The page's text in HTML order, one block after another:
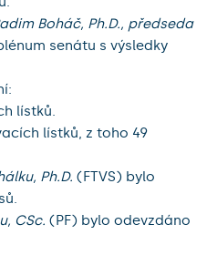
Boháč, Ph.D., předseda
senátu s výsledky
lístků.
lístků, z toho 49
Ph.D. (FTVS) bylo
CSc. (PF) bylo odevzdáno ​